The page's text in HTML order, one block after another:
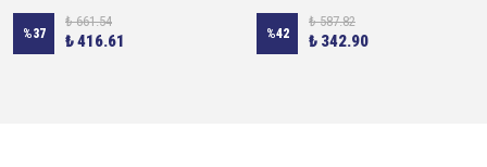
%37
₺ 661.54
₺ 416.61 %42
₺ 587.82
₺ 342.90